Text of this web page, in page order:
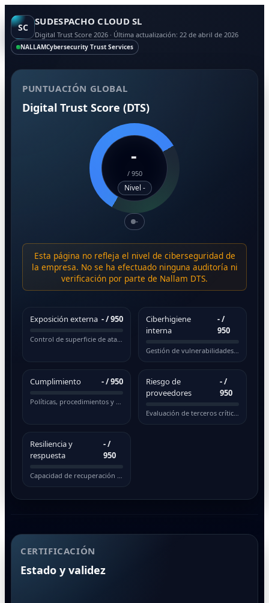
SC SUDESPACHO CLOUD SL
Digital Trust Score 2026 · Última actualización: 22 de abril de 2026
NALLAMCybersecurity Trust Services
PUNTUACIÓN GLOBAL
Digital Trust Score (DTS)
-
/ 950
Nivel -
-
Esta página no refleja el nivel de ciberseguridad de
la empresa. No se ha efectuado ninguna auditoría ni
verificación por parte de Nallam DTS.
Exposición externa -/ 950
Control de superficie de ataque pública
Ciberhigiene
interna
-/
950
Gestión de vulnerabilidades y actualizaciones
Cumplimiento -/ 950
Políticas, procedimientos y normativas
Riesgo de
proveedores
-/
950
Evaluación de terceros críticos
Resiliencia y
respuesta
-/
950
Capacidad de recuperación ante incidentes
CERTIFICACIÓN
Estado y validez